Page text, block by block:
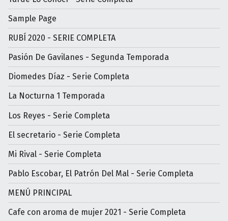
Sample Page
RUBÍ 2020 - SERIE COMPLETA
Pasión De Gavilanes - Segunda Temporada
Diomedes Díaz - Serie Completa
La Nocturna 1 Temporada
Los Reyes - Serie Completa
El secretario - Serie Completa
Mi Rival - Serie Completa
Pablo Escobar, El Patrón Del Mal - Serie Completa
MENÚ PRINCIPAL
Cafe con aroma de mujer 2021 - Serie Completa